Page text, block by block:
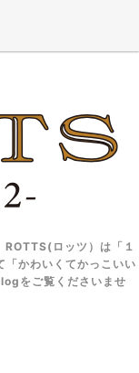
ロッツ）は「１
「かわいくてかっこいい
をご覧くださいませ